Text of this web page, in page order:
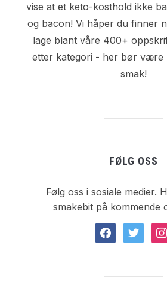
vise at et keto-kosthold ikke
og bacon! Vi håper du finner
lage blant våre 400+
etter kategori - her bør være
smak!
FØLG OSS
Følg oss i sosiale medier.
smakebit på kommende
facebooktwitter